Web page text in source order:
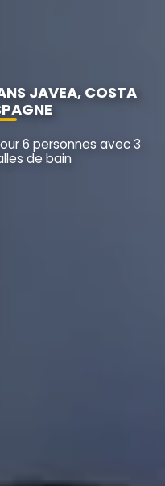
JAVEA, COSTA
6 personnes avec 3
de bain